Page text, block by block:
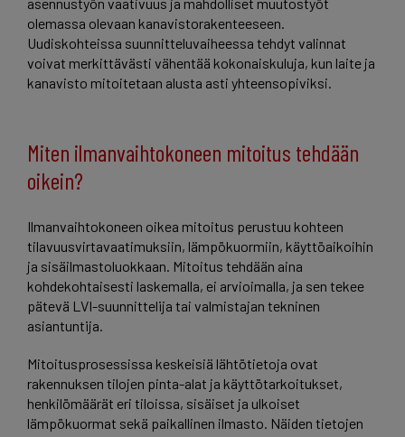
olemassa olevaan kanavistorakenteeseen.
Uudiskohteissa suunnitteluvaiheessa tehdyt valinnat
voivat merkittävästi vähentää kokonaiskuluja, kun laite ja
kanavisto mitoitetaan alusta asti yhteensopiviksi.
Miten ilmanvaihtokoneen mitoitus tehdään
oikein?
Ilmanvaihtokoneen oikea mitoitus perustuu kohteen
tilavuusvirtavaatimuksiin, lämpökuormiin, käyttöaikoihin
ja sisäilmastoluokkaan. Mitoitus tehdään aina
kohdekohtaisesti laskemalla, ei arvioimalla, ja sen tekee
pätevä LVI-suunnittelija tai valmistajan tekninen
asiantuntija.
Mitoitusprosessissa keskeisiä lähtötietoja ovat
rakennuksen tilojen pinta-alat ja käyttötarkoitukset,
henkilömäärät eri tiloissa, sisäiset ja ulkoiset
lämpökuormat sekä paikallinen ilmasto. Näiden tietojen